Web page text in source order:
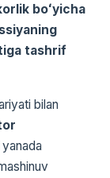
boʻyicha
tashrif
bilan